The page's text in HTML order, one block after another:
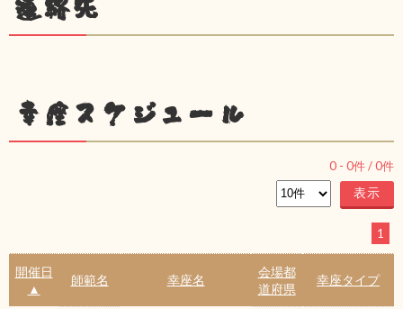
連絡先
幸座スケジュール
0 - 0件 /0件
1
開催日
▲
師範名 幸座名
会場都
道府県
幸座タイプ